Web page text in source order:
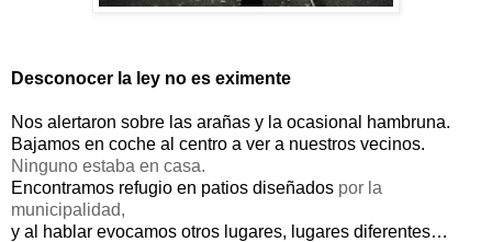
Desconocer la ley no es eximente
Nos alertaron sobre las arañas y la ocasional hambruna.
Bajamos en coche al centro a ver a nuestros vecinos.
Ninguno estaba en casa.
Encontramos refugio en patios diseñados por la
municipalidad,
y al hablar evocamos otros lugares, lugares diferentes…